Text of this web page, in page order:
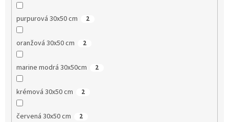
purpurová 30x50 cm 2
oranžová 30x50 cm 2
marine modrá 30x50cm 2
krémová 30x50 cm 2
červená 30x50 cm 2